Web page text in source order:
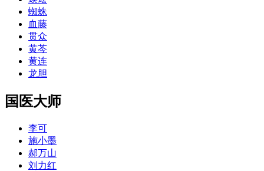
蜘蛛
血藤
贯众
黄芩
黄连
龙胆
国医大师
李可
施小墨
郝万山
刘力红